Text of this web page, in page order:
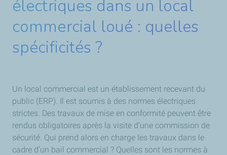
électriques dans un local
commercial loué : quelles
spécificités ?
Un local commercial est un établissement recevant du
public (ERP). Il est soumis à des normes électriques
strictes. Des travaux de mise en conformité peuvent être
rendus obligatoires après la visite d’une commission de
sécurité. Qui prend alors en charge les travaux dans le
cadre d’un bail commercial ? Quelles sont les normes à